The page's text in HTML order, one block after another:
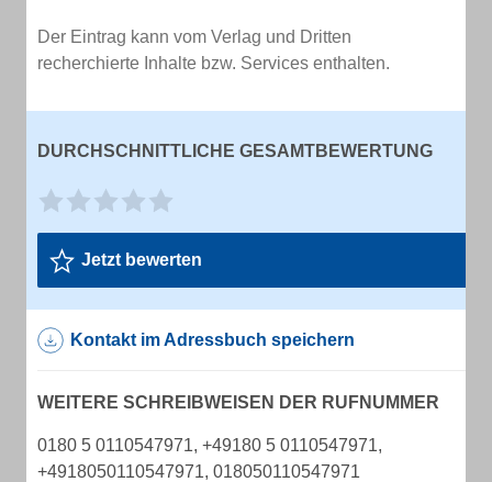
Der Eintrag kann vom Verlag und Dritten
recherchierte Inhalte bzw. Services enthalten.
DURCHSCHNITTLICHE GESAMTBEWERTUNG
Jetzt bewerten
Kontakt im Adressbuch speichern
WEITERE SCHREIBWEISEN DER RUFNUMMER
0180 5 0110547971, +49180 5 0110547971,
+4918050110547971, 018050110547971